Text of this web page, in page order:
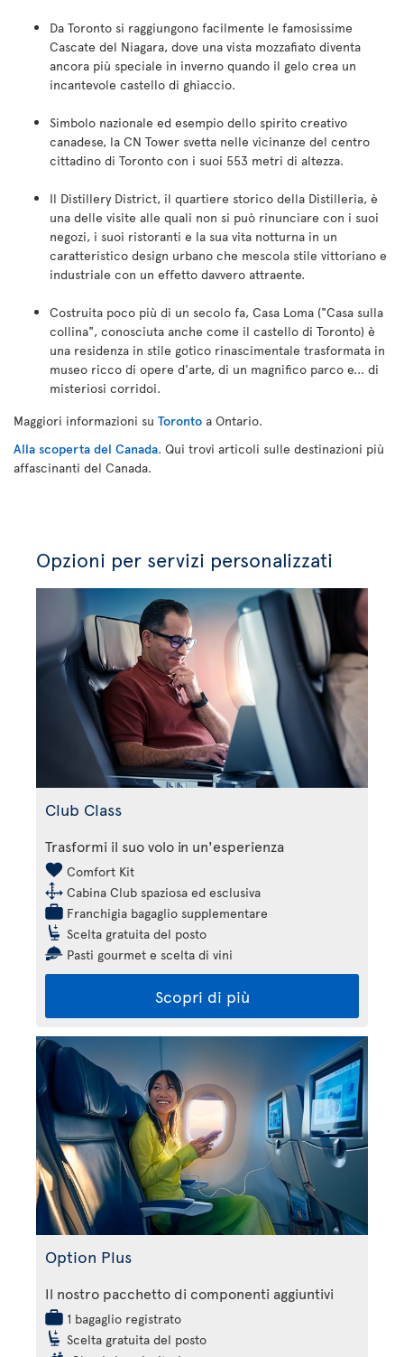
Da Toronto si raggiungono facilmente le famosissime
Cascate del Niagara, dove una vista mozzafiato diventa
ancora più speciale in inverno quando il gelo crea un
incantevole castello di ghiaccio.
Simbolo nazionale ed esempio dello spirito creativo
canadese, la CN Tower svetta nelle vicinanze del centro
cittadino di Toronto con i suoi 553 metri di altezza.
Il Distillery District, il quartiere storico della Distilleria, è
una delle visite alle quali non si può rinunciare con i suoi
negozi, i suoi ristoranti e la sua vita notturna in un
caratteristico design urbano che mescola stile vittoriano e
industriale con un effetto davvero attraente.
Costruita poco più di un secolo fa, Casa Loma ("Casa sulla
collina", conosciuta anche come il castello di Toronto) è
una residenza in stile gotico rinascimentale trasformata in
museo ricco di opere d'arte, di un magnifico parco e... di
misteriosi corridoi.
Maggiori informazioni su Toronto a Ontario.
Alla scoperta del Canada. Qui trovi articoli sulle destinazioni più
affascinanti del Canada.
Opzioni per servizi personalizzati
Club Class
Trasformi il suo volo in un'esperienza
Comfort Kit
Cabina Club spaziosa ed esclusiva
Franchigia bagaglio supplementare
Scelta gratuita del posto
Pasti gourmet e scelta di vini
Scopri di più
Option Plus
Il nostro pacchetto di componenti aggiuntivi
1 bagaglio registrato
Scelta gratuita del posto